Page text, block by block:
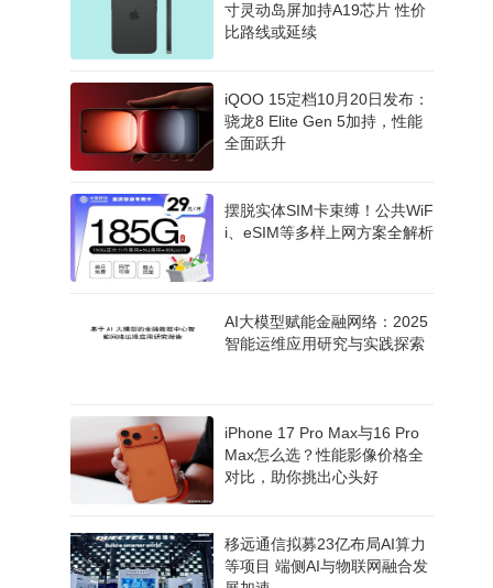
寸灵动岛屏加持A19芯片 性价
比路线或延续
iQOO 15定档10月20日发布：
骁龙8 Elite Gen 5加持，性能
全面跃升
摆脱实体SIM卡束缚！公共WiF
i、eSIM等多样上网方案全解析
AI大模型赋能金融网络：2025
智能运维应用研究与实践探索
iPhone 17 Pro Max与16 Pro
Max怎么选？性能影像价格全
对比，助你挑出心头好
移远通信拟募23亿布局AI算力
等项目 端侧AI与物联网融合发